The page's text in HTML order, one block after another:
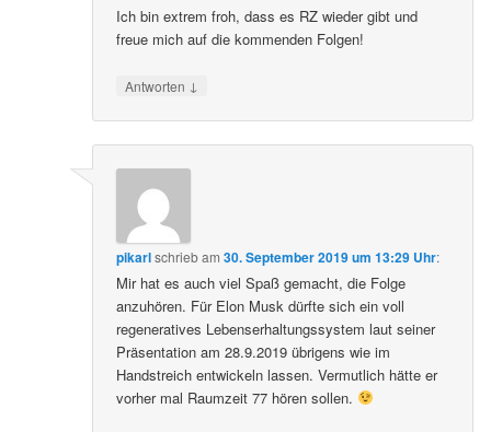
Ich bin extrem froh, dass es RZ wieder gibt und
freue mich auf die kommenden Folgen!
Antworten ↓
pikarlschriebam30. September 2019 um 13:29 Uhr:
Mir hat es auch viel Spaß gemacht, die Folge
anzuhören. Für Elon Musk dürfte sich ein voll
regeneratives Lebenserhaltungssystem laut seiner
Präsentation am 28.9.2019 übrigens wie im
Handstreich entwickeln lassen. Vermutlich hätte er
vorher mal Raumzeit 77 hören sollen.